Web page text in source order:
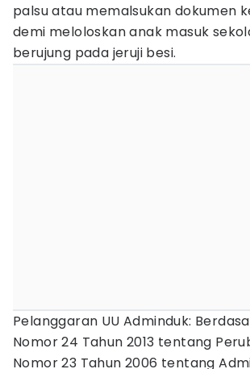
palsu atau memalsukan dokumen
demi meloloskan anak masuk
berujung pada jeruji besi.
Pelanggaran UU Adminduk:
Nomor 24 Tahun 2013 tentang
Nomor 23 Tahun 2006 tentang